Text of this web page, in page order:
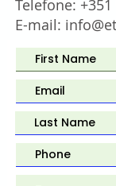
Telefone:
E-mail: